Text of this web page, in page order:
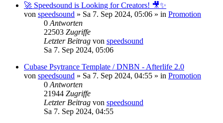
🚀 Speedsound is Looking for Creators! 🎥✨
von speedsound » Sa 7. Sep 2024, 05:06 » in Promotion
0 Antworten
22503 Zugriffe
Letzter Beitrag von speedsound
Sa 7. Sep 2024, 05:06
Cubase Psytrance Template / DNBN - Afterlife 2.0
von speedsound » Sa 7. Sep 2024, 04:55 » in Promotion
0 Antworten
21944 Zugriffe
Letzter Beitrag von speedsound
Sa 7. Sep 2024, 04:55